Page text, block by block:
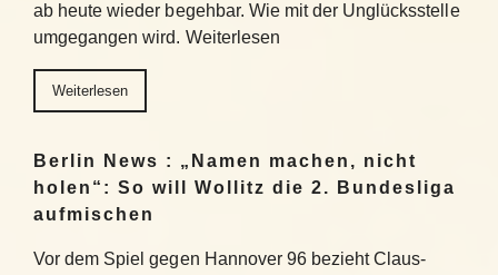
ab heute wieder begehbar. Wie mit der Unglücksstelle
umgegangen wird. Weiterlesen
Weiterlesen
Berlin News : „Namen machen, nicht
holen“: So will Wollitz die 2. Bundesliga
aufmischen
Vor dem Spiel gegen Hannover 96 bezieht Claus-